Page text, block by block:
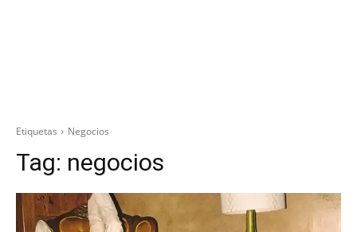
Etiquetas Negocios
Tag: negocios